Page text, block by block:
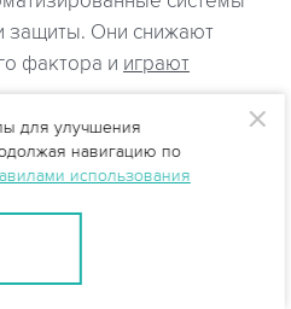
защиты. Они снижают
фактора и играют
водной магистрали,
снижение вероятности
от перегрева, скачков
для улучшения
навигацию по
использования